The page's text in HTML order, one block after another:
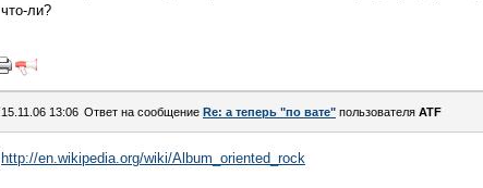
что-ли?
15.11.06 13:06 Ответ на сообщение Re: а теперь "по вате" пользователя ATF
http://en.wikipedia.org/wiki/Album_oriented_rock